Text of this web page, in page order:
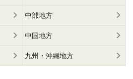
中部地方
中国地方
九州・沖縄地方